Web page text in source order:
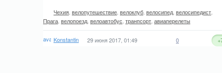
Чехия велопутешествие велоклуб велосипед велосипедист
Прага велопоезд велоавтобус транпсорт авиаперелеты
Konstantin 29 июня 2017, 01:49 0